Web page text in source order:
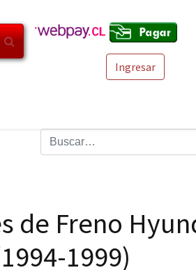
Ingresar
de Freno
1999)